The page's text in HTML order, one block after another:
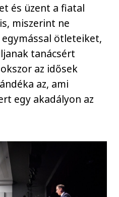
és üzent a fiatal
miszerint ne
ötleteiket,
tanácsért
az idősek
az, ami
egy akadályon az